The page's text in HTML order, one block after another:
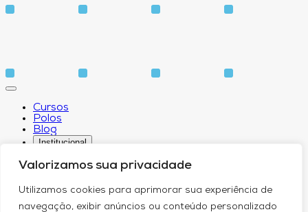
Valorizamos sua privacidade
Utilizamos cookies para aprimorar sua experiência de
navegação, exibir anúncios ou conteúdo personalizado
Cursos
Polos
Blog
Institucional
Sobre